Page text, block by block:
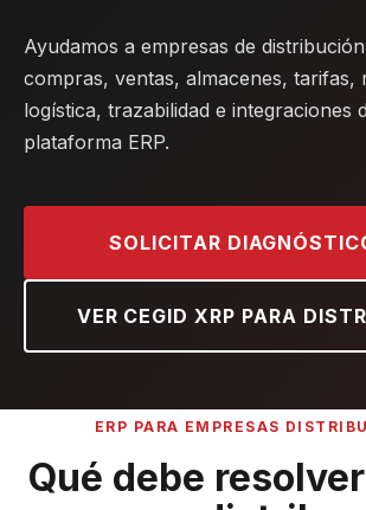
Ayudamos a empresas de
compras, ventas, almacenes, tarifas,
logística, trazabilidad e integraciones
plataforma ERP.
SOLICITAR
VER CEGID XRP PARA
ERP PARA EMPRESAS
Qué debe resolver